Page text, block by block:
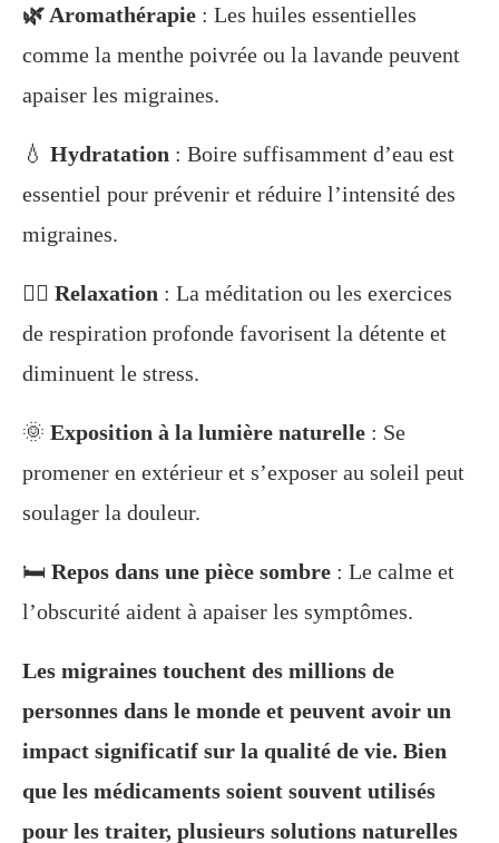
🌿 Aromathérapie : Les huiles essentielles
comme la menthe poivrée ou la lavande peuvent
apaiser les migraines.
💧 Hydratation : Boire suffisamment d’eau est
essentiel pour prévenir et réduire l’intensité des
migraines.
🧘‍♀️ Relaxation : La méditation ou les exercices
de respiration profonde favorisent la détente et
diminuent le stress.
🌞 Exposition à la lumière naturelle : Se
promener en extérieur et s’exposer au soleil peut
soulager la douleur.
🛏️ Repos dans une pièce sombre : Le calme et
l’obscurité aident à apaiser les symptômes.
Les migraines touchent des millions de
personnes dans le monde et peuvent avoir un
impact significatif sur la qualité de vie. Bien
que les médicaments soient souvent utilisés
pour les traiter, plusieurs solutions naturelles